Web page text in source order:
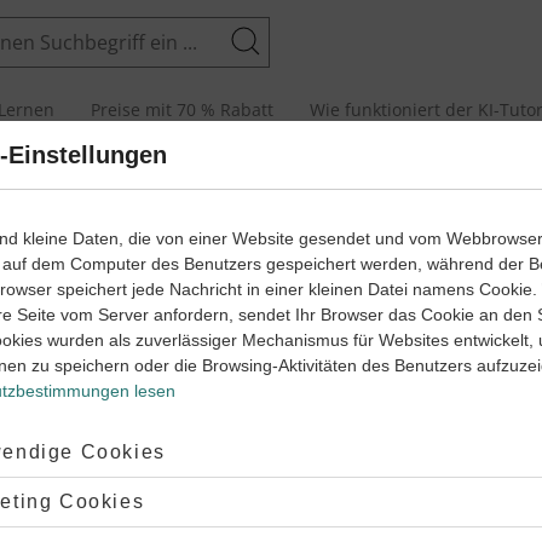
Suchen
Preise mit 70 % Rabatt Wie funktioniert der KI-Tutor
Grundlagen
Grundlagen – die beliebtesten
Physik
#Si-Einheiten
#Abgeleitet Einheiten
#Kilo
Klasse
6
#umstellen
#auflösen
#Variablen
Einstellungen
kleine Daten, die von einer Website gesendet und vom
dem Computer des Benutzers gespeichert werden, während der
speichert jede Nachricht in einer kleinen Datei namens Cookie.
Seite vom Server anfordern, sendet Ihr Browser das Cookie an den
wurden als zuverlässiger Mechanismus für Websites entwickelt,
zu speichern oder die Browsing-Aktivitäten des Benutzers
lesen
Cookies
Cookies